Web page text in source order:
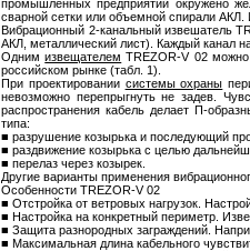
промышленных предприятий окружено
сварной сетки или объемной спирали АКЛ.
Вибрационный 2-канальный извешатель
АКЛ, металлический лист). Каждый канал
Одним извещателем TREZOR-V 02 можно
российском рынке (табл. 1).
При проектировании системы охраны
невозможно перепрыгнуть не задев.
распространения кабель делает П-
типа:
■ разрушение козырька и последующий
■ раздвижение козырька с целью
■ перелаз через козырек.
Другие варианты применения
Особенности TREZOR-V 02
■ Отстройка от ветровых нагрузок.
■ Настройка на конкретный периметр.
■ Защита разнородных заграждений.
■ Максимальная длина кабельного